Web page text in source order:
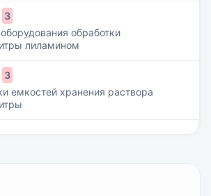
3
обработки
лиламином
3
емкостей хранения раствора